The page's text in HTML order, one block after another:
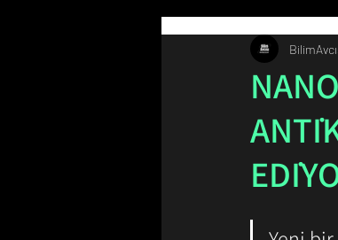
Psikoloji / Sosyoloji /
Günün